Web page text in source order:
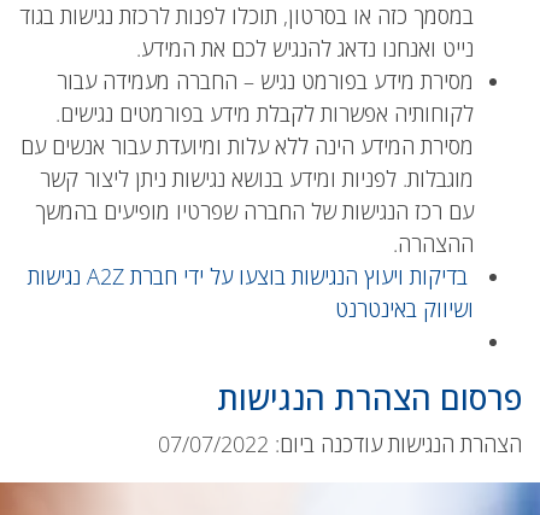
במסמך כזה או בסרטון, תוכלו לפנות לרכזת נגישות בגוד
נייט ואנחנו נדאג להנגיש לכם את המידע.
מסירת מידע בפורמט נגיש – החברה מעמידה עבור
לקוחותיה אפשרות לקבלת מידע בפורמטים נגישים.
מסירת המידע הינה ללא עלות ומיועדת עבור אנשים עם
מוגבלות. לפניות ומידע בנושא נגישות ניתן ליצור קשר
עם רכז הנגישות של החברה שפרטיו מופיעים בהמשך
ההצהרה.
בדיקות ויעוץ הנגישות בוצעו על ידי חברת A2Z נגישות
ושיווק באינטרנט
פרסום הצהרת הנגישות
הצהרת הנגישות עודכנה ביום: 07/07/2022